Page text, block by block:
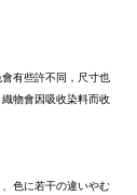
有些許不同，尺寸也
物會因吸收染料而收
色に若干の違いやむ